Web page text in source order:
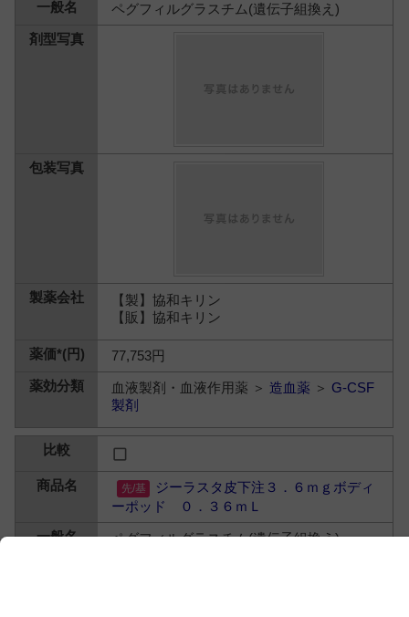
ペグフィルグラスチム(遺伝子組換え)
【製】協和キリン
【販】協和キリン
77,753円
血液製剤・血液作用薬 ＞造血薬 ＞ G-CSF
製剤
ジーラスタ皮下注３．６ｍｇボディ
ーポッド ０．３６ｍＬ
ペグフィルグラスチム(遺伝子組換え)